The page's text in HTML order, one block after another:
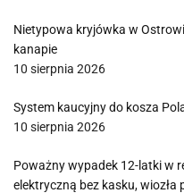
Nietypowa kryjówka w
kanapie
10 sierpnia 2026
System kaucyjny do kosza
10 sierpnia 2026
Poważny wypadek 12-latki w
elektryczną bez kasku, wiozła